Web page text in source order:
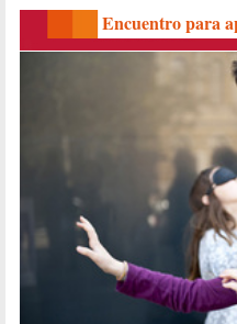
Encuentro para